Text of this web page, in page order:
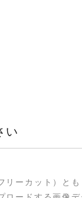
い
リーカット）とも